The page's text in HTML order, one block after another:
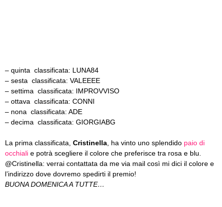
– quinta classificata: LUNA84
– sesta classificata: VALEEEE
– settima classificata: IMPROVVISO
– ottava classificata: CONNI
– nona classificata: ADE
– decima classificata: GIORGIABG
La prima classificata, Cristinella , ha vinto uno splendido paio di
occhiali e potrà scegliere il colore che preferisce tra rosa e blu.
@Cristinella: verrai contattata da me via mail così mi dici il colore e
l’indirizzo dove dovremo spedirti il premio!
BUONA DOMENICA A TUTTE…